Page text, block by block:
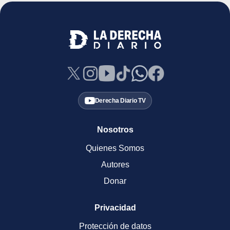
Derecha Diario TV
Nosotros
Quienes Somos
Autores
Donar
Privacidad
Protección de datos